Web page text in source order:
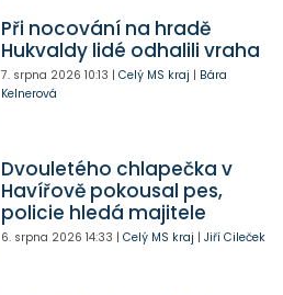
Při nocování na hradě
Hukvaldy lidé odhalili vraha
7. srpna 2026 10:13 | Celý MS kraj | Bára
Kelnerová
Dvouletého chlapečka v
Havířově pokousal pes,
policie hledá majitele
6. srpna 2026 14:33 | Celý MS kraj | Jiří Cileček